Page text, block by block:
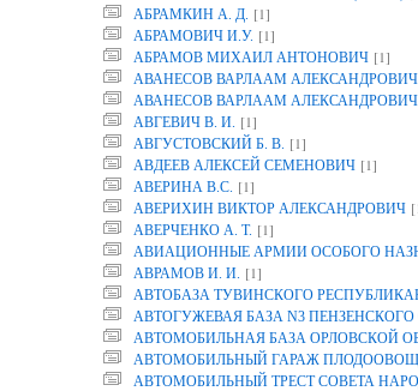
АБРАМКИН А. Д. [1]
АБРАМОВИЧ И.У. [1]
АБРАМОВ МИХАИЛ АНТОНОВИЧ [1]
АВАНЕСОВ ВАРЛААМ АЛЕКСАНДРОВИЧ
АВАНЕСОВ ВАРЛААМ
АВГЕВИЧ В. И. [1]
АВГУСТОВСКИЙ Б. В. [1]
АВДЕЕВ АЛЕКСЕЙ СЕМЕНОВИЧ [1]
АВЕРИНА B.C. [1]
АВЕРИХИН ВИКТОР АЛЕКСАНДРОВИЧ
АВЕРЧЕНКО А. Т. [1]
АВИАЦИОННЫЕ АРМИИ ОСОБОГО
АВРАМОВ И. И. [1]
АВТОБАЗА ТУВИНСКОГО
АВТОГУЖЕВАЯ БАЗА N3
АВТОМОБИЛЬНАЯ БАЗА ОРЛОВСКОЙ
АВТОМОБИЛЬНЫЙ ГАРАЖ
АВТОМОБИЛЬНЫЙ ТРЕСТ СОВЕТА